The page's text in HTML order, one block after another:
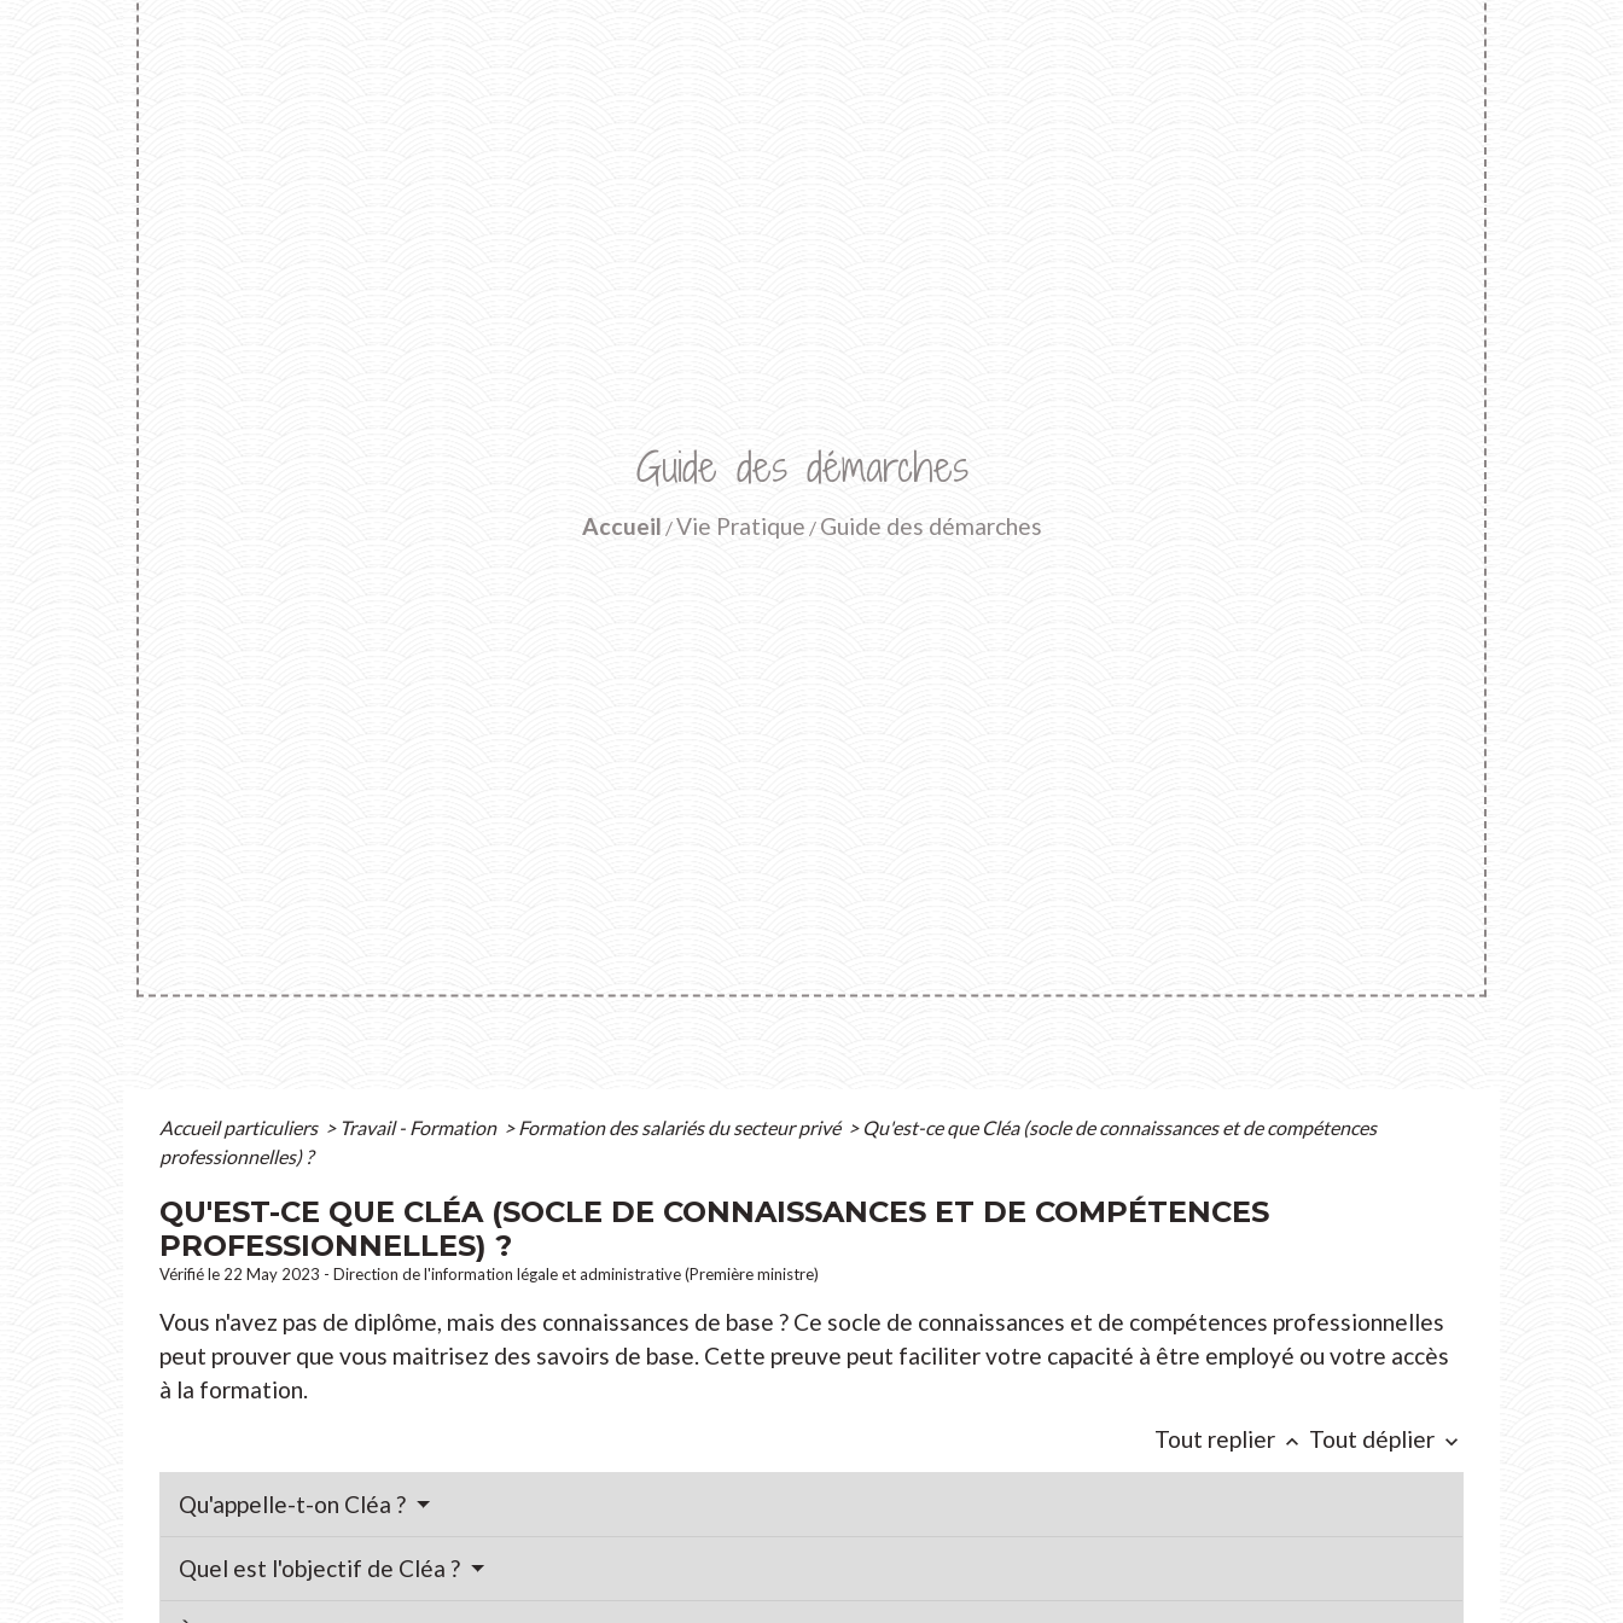
Guide des démarches
Accueil /Vie Pratique / Guide des démarches
Accueil particuliers > Travail - Formation > Formation des salariés du secteur privé > Qu'est-ce que Cléa (socle de connaissances et de compétences
professionnelles) ?
QU'EST-CE QUE CLÉA (SOCLE DE CONNAISSANCES ET DE COMPÉTENCES
PROFESSIONNELLES) ?
Vérifié le 22 May 2023 - Direction de l'information légale et administrative (Première ministre)
Vous n'avez pas de diplôme, mais des connaissances de base ? Ce socle de connaissances et de compétences professionnelles
peut prouver que vous maitrisez des savoirs de base. Cette preuve peut faciliter votre capacité à être employé ou votre accès
à la formation.
Tout replier keyboard_arrow_up Tout déplier keyboard_arrow_down
Qu'appelle-t-on Cléa ?
Quel est l'objectif de Cléa ?